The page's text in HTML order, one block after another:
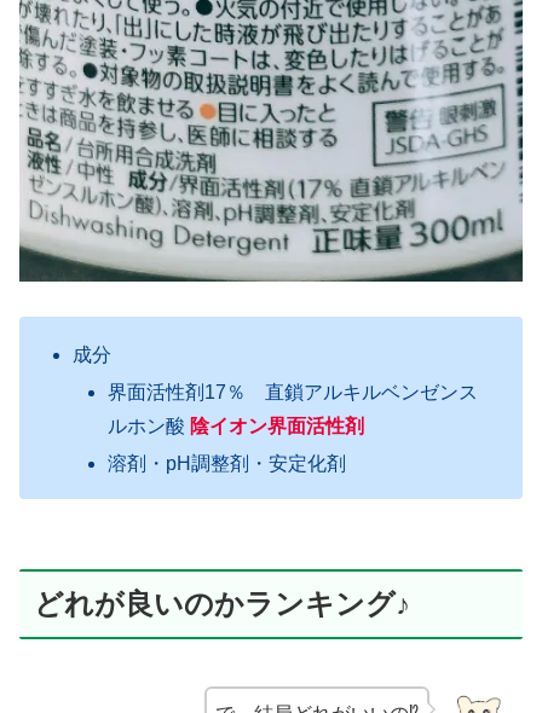
成分
界面活性剤17％ 直鎖アルキルベンゼンス
ルホン酸 陰イオン界面活性剤
溶剤・pH調整剤・安定化剤
どれが良いのかランキング♪